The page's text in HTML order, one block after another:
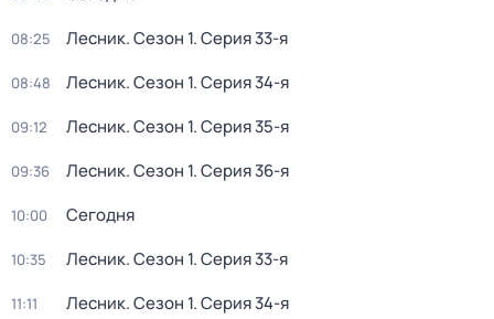
08:25 Лесник. Сезон 1. Серия 33-я
08:48 Лесник. Сезон 1. Серия 34-я
09:12 Лесник. Сезон 1. Серия 35-я
09:36 Лесник. Сезон 1. Серия 36-я
10:00 Сегодня
10:35 Лесник. Сезон 1. Серия 33-я
11:11 Лесник. Сезон 1. Серия 34-я